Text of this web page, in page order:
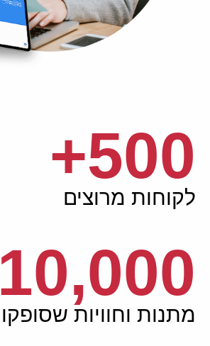
500
+
לקוחות מרוצים
10,000
מתנות וחוויות שסופקו